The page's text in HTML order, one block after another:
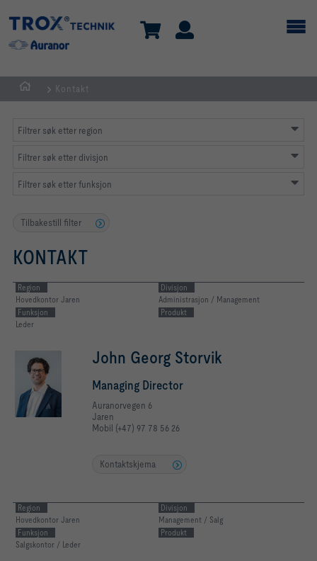
HJEM
Kontakt
Filtrer søk etter region
Filtrer søk etter divisjon
Filtrer søk etter funksjon
Tilbakestill filter
KONTAKT
Region
Hovedkontor Jaren
Divisjon
Administrasjon / Management
Funksjon
Leder
Produkt
John Georg Storvik
Managing Director
Auranorvegen 6
Jaren
Mobil (+47) 97 78 56 26
Kontaktskjema
Region
Hovedkontor Jaren
Divisjon
Management / Salg
Funksjon
Salgskontor / Leder
Produkt